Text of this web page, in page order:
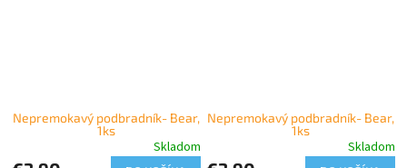
Nepremokavý podbradník- Bear,
1ks
Skladom
Nepremokavý podbradník- Bear,
1ks
Skladom